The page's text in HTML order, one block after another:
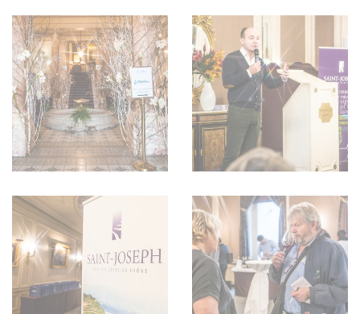
ABO
AUSGABE
ARCHIV
VORTEILSWELT
BÜCHER
PORTRAITS
VINOPHILES
ARCHIV
ANMELDEN
AWARDS
GEWINNSPIELE
VORTEILSWELT
TRINKREIFETABELLE
ABO
WEINSUCHE
WINE TRADE CLUB
REDAKTION
JOBS
WERBUNG
PRESSE